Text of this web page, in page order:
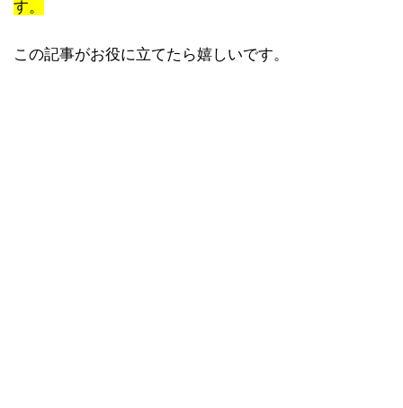
す。
この記事がお役に立てたら嬉しいです。